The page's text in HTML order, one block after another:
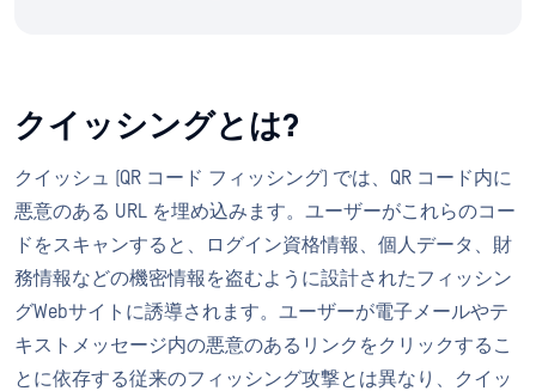
クイッシングとは?
クイッシュ (QR コード フィッシング) では、QR コード内に
悪意のある URL を埋め込みます。ユーザーがこれらのコー
ドをスキャンすると、ログイン資格情報、個人データ、財
務情報などの機密情報を盗むように設計されたフィッシン
グWebサイトに誘導されます。ユーザーが電子メールやテ
キストメッセージ内の悪意のあるリンクをクリックするこ
とに依存する従来のフィッシング攻撃とは異なり、クイッ